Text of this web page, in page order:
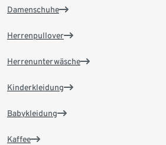
Damenschuhe
Herrenpullover
Herrenunterwäsche
Kinderkleidung
Babykleidung
Kaffee